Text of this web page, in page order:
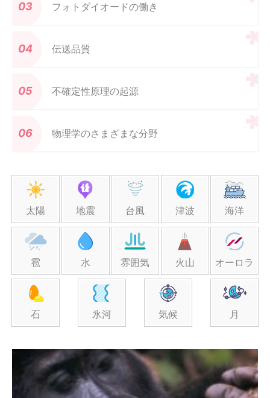
フォトダイオードの働き
伝送品質
不確定性原理の起源
物理学のさまざまな分野
太陽 地震 台風 津波 海洋
雹 水 雰囲気 火山 オーロラ
石 氷河 気候 月